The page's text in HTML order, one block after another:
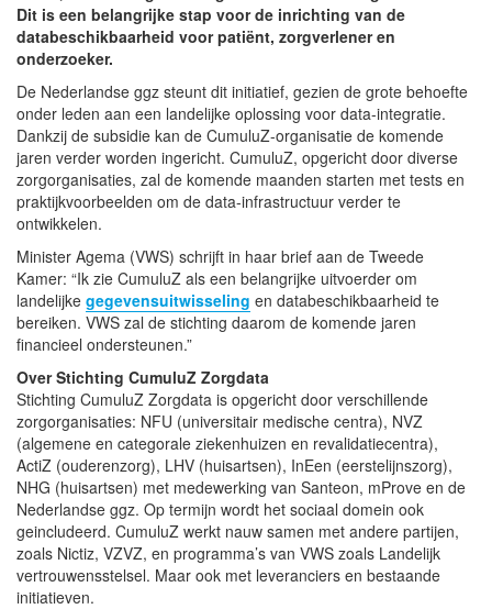
Dit is een belangrijke stap voor de inrichting van de
databeschikbaarheid voor patiënt, zorgverlener en
onderzoeker.
De Nederlandse ggz steunt dit initiatief, gezien de grote behoefte
onder leden aan een landelijke oplossing voor data-integratie.
Dankzij de subsidie kan de CumuluZ-organisatie de komende
jaren verder worden ingericht. CumuluZ, opgericht door diverse
zorgorganisaties, zal de komende maanden starten met tests en
praktijkvoorbeelden om de data-infrastructuur verder te
ontwikkelen.
Minister Agema (VWS) schrijft in haar brief aan de Tweede
Kamer: “Ik zie CumuluZ als een belangrijke uitvoerder om
landelijke gegevensuitwisseling en databeschikbaarheid te
bereiken. VWS zal de stichting daarom de komende jaren
financieel ondersteunen.”
Over Stichting CumuluZ Zorgdata
Stichting CumuluZ Zorgdata is opgericht door verschillende
zorgorganisaties: NFU (universitair medische centra), NVZ
(algemene en categorale ziekenhuizen en revalidatiecentra),
ActiZ (ouderenzorg), LHV (huisartsen), InEen (eerstelijnszorg),
NHG (huisartsen) met medewerking van Santeon, mProve en de
Nederlandse ggz. Op termijn wordt het sociaal domein ook
geincludeerd. CumuluZ werkt nauw samen met andere partijen,
zoals Nictiz, VZVZ, en programma’s van VWS zoals Landelijk
vertrouwensstelsel. Maar ook met leveranciers en bestaande
initiatieven.